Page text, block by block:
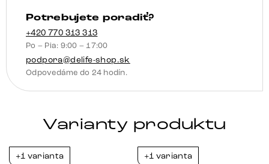
Potrebujete poradiť?
+420 770 313 313
Po – Pia: 9:00 – 17:00
podpora@delife-shop.sk
Odpovedáme do 24 hodín.
Varianty produktu
+1 varianta +1 varianta